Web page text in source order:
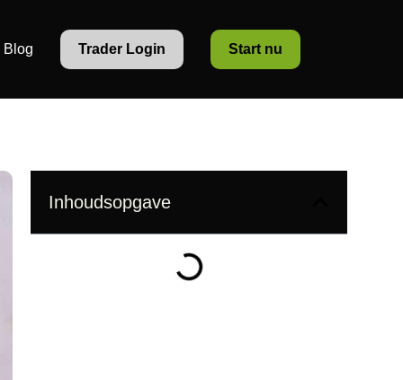
Blog Trader Login Start nu
Inhoudsopgave